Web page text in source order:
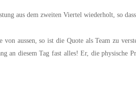
aus dem zweiten Viertel wiederholt, so
aussen, so ist die Quote als Team zu
an diesem Tag fast alles! Er, die